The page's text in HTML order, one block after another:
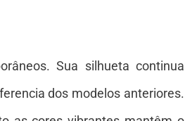
Sua silhueta continua
dos modelos anteriores.